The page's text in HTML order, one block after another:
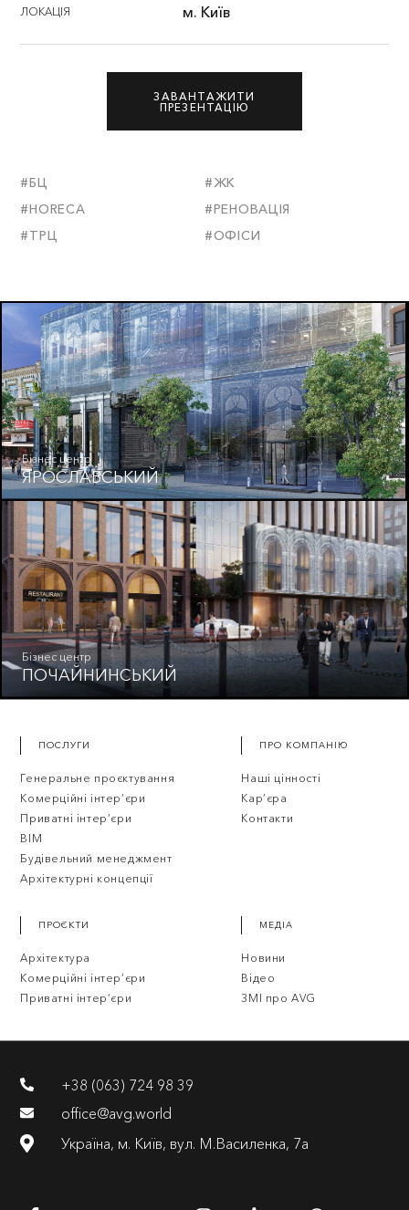
ЛОКАЦІЯ м. Київ
ЗАВАНТАЖИТИ
ПРЕЗЕНТАЦІЮ
#БЦ
#ЖК
#HORECA
#РЕНОВАЦІЯ
#ТРЦ
#ОФІСИ
Бізнес центр
ЯРОСЛАВСЬКИЙ
Бізнес центр
ПОЧАЙНИНСЬКИЙ
ПОСЛУГИ
Генеральне проєктування
Комерційні інтер’єри
Приватні інтер’єри
BIM
Будівельний менеджмент
Архітектурні концепції
ПРОЄКТИ
Архітектура
Комерційні інтер’єри
Приватні інтер’єри
ПРО КОМПАНІЮ
Наші цінності
Кар’єра
Контакти
МЕДІА
Новини
Відео
ЗМІ про AVG
+38 (063) 724 98 39
office@avg.world
Україна, м. Київ, вул. М.Василенка, 7а